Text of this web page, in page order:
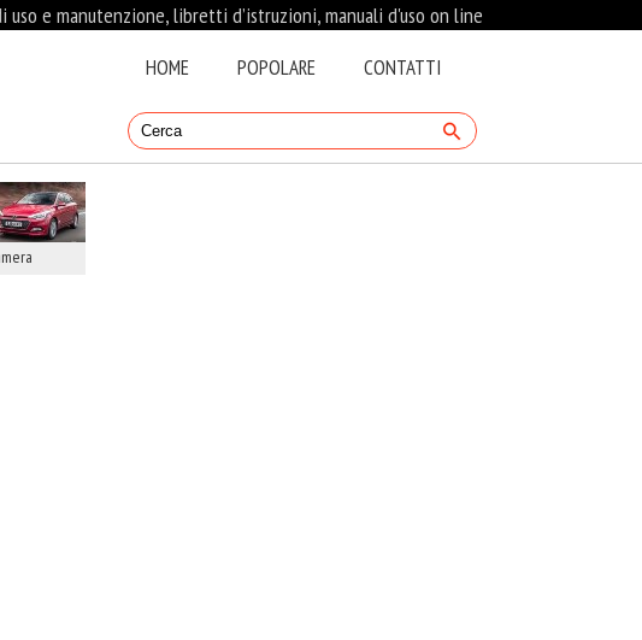
uso e manutenzione, libretti d’istruzioni, manuali d'uso on line
HOME POPOLARE CONTATTI